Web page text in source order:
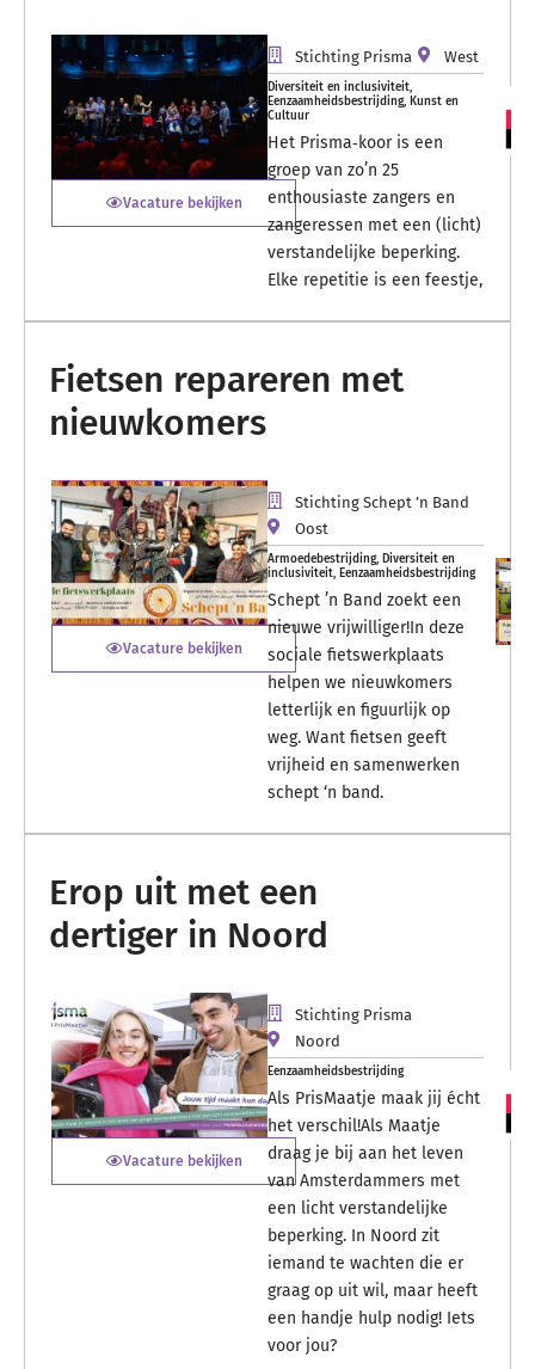
Vacature bekijken
Stichting Prisma West
Diversiteit en inclusiviteit,
Eenzaamheidsbestrijding, Kunst en
Cultuur
Het Prisma‑koor is een
groep van zo’n 25
enthousiaste zangers en
zangeressen met een (licht)
verstandelijke beperking.
Elke repetitie is een feestje,
Fietsen repareren met
nieuwkomers
Vacature bekijken
Stichting Schept ’n Band
Oost
Armoedebestrijding, Diversiteit en
inclusiviteit, Eenzaamheidsbestrijding
Schept ’n Band zoekt een
nieuwe vrijwilliger!In deze
sociale fietswerkplaats
helpen we nieuwkomers
letterlijk en figuurlijk op
weg. Want fietsen geeft
vrijheid en samenwerken
schept ‘n band.
Erop uit met een
dertiger in Noord
Vacature bekijken
Stichting Prisma
Noord
Eenzaamheidsbestrijding
Als PrisMaatje maak jij écht
het verschil!Als Maatje
draag je bij aan het leven
van Amsterdammers met
een licht verstandelijke
beperking. In Noord zit
iemand te wachten die er
graag op uit wil, maar heeft
een handje hulp nodig! Iets
voor jou?